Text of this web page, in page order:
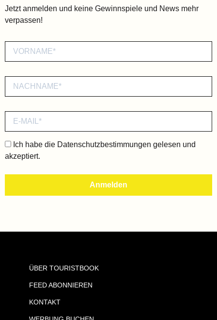
Jetzt anmelden und keine Gewinnspiele und News mehr
verpassen!
Ich habe die Datenschutzbestimmungen gelesen und
akzeptiert.
ÜBER TOURISTBOOK
FEED ABONNIEREN
KONTAKT